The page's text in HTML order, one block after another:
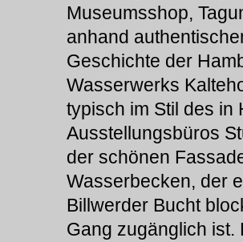
Museumsshop,
anhand
Geschichte der
Wasserwerks
typisch im Stil des in
Ausstellungsbüros
der schönen
Wasserbecken, der
Billwerder Bucht
Gang zugänglich ist.